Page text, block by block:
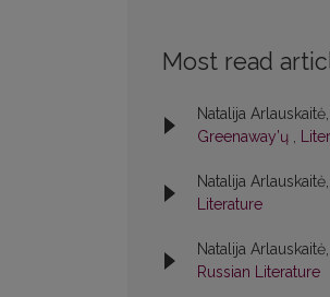
Most read
Natalija Arlauskaitė,
Greenaway’ų ,
Natalija Arlauskaitė,
Literature
Natalija Arlauskaitė,
Russian Literature